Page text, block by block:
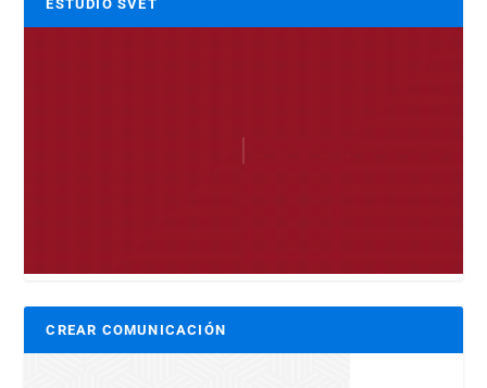
ESTUDIO SVET
CREAR COMUNICACIÓN